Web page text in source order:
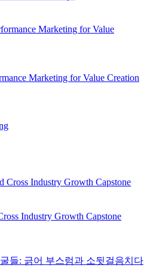
Marketing for Value Creation
Industry Growth Capstone